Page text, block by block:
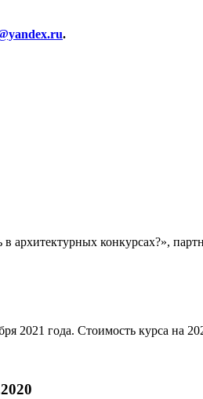
.
архитектурных конкурсах?»,
2021 года. Стоимость курса на